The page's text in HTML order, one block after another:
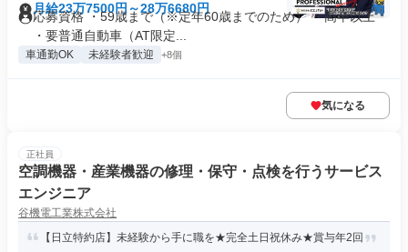
月給23万7500円～28万6680円
応募資格 ・59歳まで（※定年60歳までのため） ・高卒以上
・要普通自動車（AT限定...
車通勤OK 未経験者歓迎 +8個
気になる
正社員
空調機器・産業機器の修理・保守・点検を行うサービス
エンジニア
谷機電工業株式会社
【日立特約店】未経験から手に職を★完全土日祝休み★賞与年2回